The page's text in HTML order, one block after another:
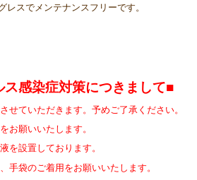
レスでメンテナンスフリーです。
ス感染症対策につきまして■
せていただきます。予めご了承ください。
お願いいたします。
を設置しております。
手袋のご着用をお願いいたします。